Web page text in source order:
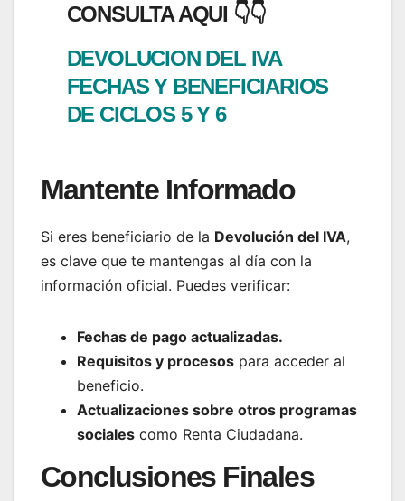
CONSULTA AQUI 👇👇
DEVOLUCION DEL IVA
FECHAS Y BENEFICIARIOS
DE CICLOS 5 Y 6
Mantente Informado
Si eres beneficiario de la Devolución del IVA,
es clave que te mantengas al día con la
información oficial. Puedes verificar:
Fechas de pago actualizadas.
Requisitos y procesos para acceder al
beneficio.
Actualizaciones sobre otros programas
sociales como Renta Ciudadana.
Conclusiones Finales